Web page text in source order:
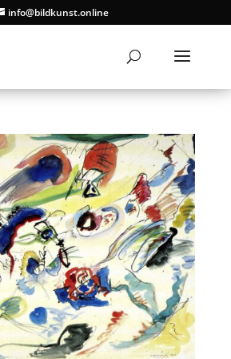
info@bildkunst.online